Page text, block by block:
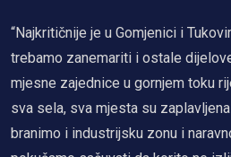
“Najkritičnije je u Gomjenici i
trebamo zanemariti i ostale
mjesne zajednice u gornjem toku
sva sela, sva mjesta su
branimo i industrijsku zonu i